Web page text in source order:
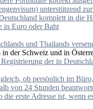
unterstützend
komplett in die
in Euro oder Baht
und Thailands
der Schweiz und in
der in
ob persönlich im
von 24 Stunden
erste Adresse ist,